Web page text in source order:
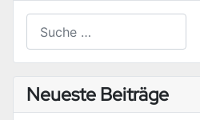
Type 2 or more characters
Neueste Beiträge